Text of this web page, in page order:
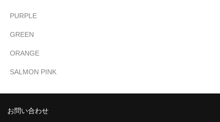
PURPLE
GREEN
ORANGE
SALMON PINK
お問い合わせ